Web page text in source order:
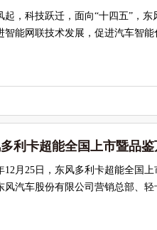
起，科技跃迁，面向“十四五”，
智能网联技术发展，促进汽车智
利卡超能全国上市暨品
12月25日，东风多利卡超能全国
风汽车股份有限公司营销总部、